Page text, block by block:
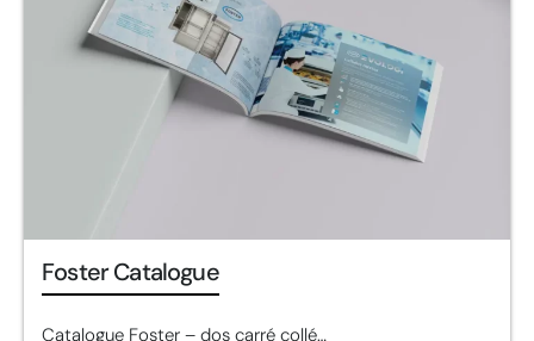
Foster Catalogue
Catalogue Foster – dos carré collé…